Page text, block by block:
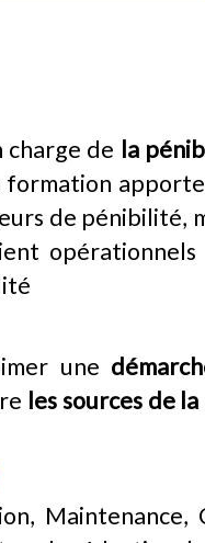
charge de la
apporte
de pénibilité,
une
les sources de